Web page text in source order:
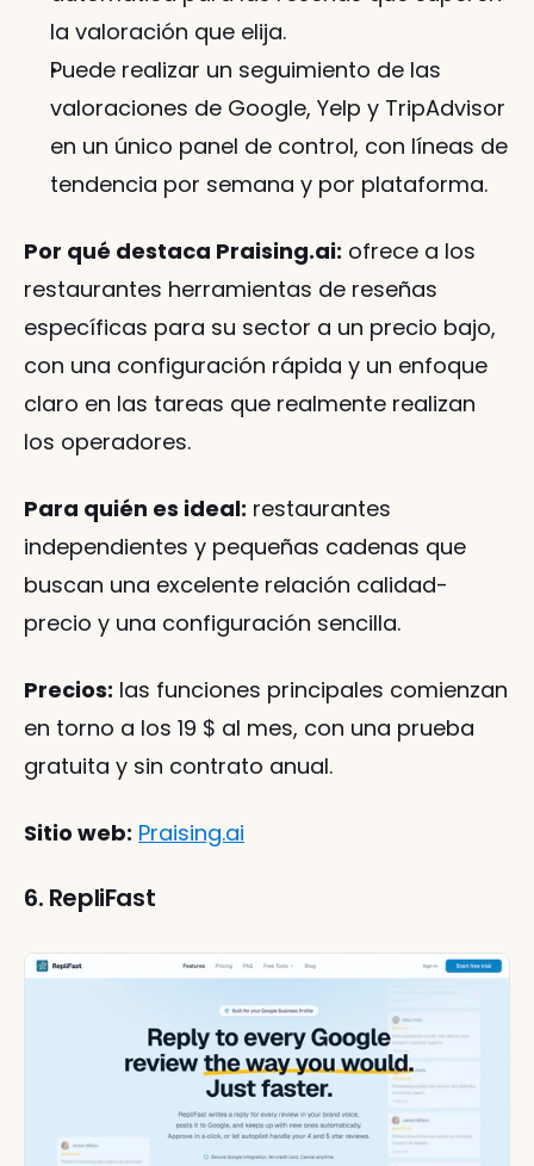
la valoración que elija.
Puede realizar un seguimiento de las
valoraciones de Google, Yelp y TripAdvisor
en un único panel de control, con líneas de
tendencia por semana y por plataforma.
Por qué destaca Praising.ai: ofrece a los
restaurantes herramientas de reseñas
específicas para su sector a un precio bajo,
con una configuración rápida y un enfoque
claro en las tareas que realmente realizan
los operadores.
Para quién es ideal: restaurantes
independientes y pequeñas cadenas que
buscan una excelente relación calidad-
precio y una configuración sencilla.
Precios: las funciones principales comienzan
en torno a los 19 $ al mes, con una prueba
gratuita y sin contrato anual.
Sitio web: Praising.ai
6. RepliFast